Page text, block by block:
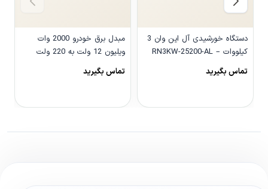
دستگاه خورشیدی آل این وان 3
کیلووات – RN3KW-25200-AL
تماس بگیرید
مبدل برق خودرو 2000 وات
ویلیون 12 ولت به 220 ولت
مدل We-2000LCD
تماس بگیرید